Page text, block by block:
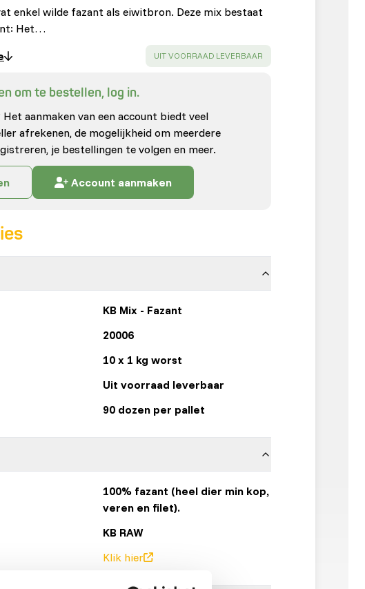
enkel wilde fazant als eiwitbron. Deze mix bestaat
Het…
SUCCESS:
UIT VOORRAAD LEVERBAAR
om te bestellen, log in.
Het aanmaken van een account biedt veel
afrekenen, de mogelijkheid om meerdere
je bestellingen te volgen en meer.
Account aanmaken
KB Mix - Fazant
20006
10 x 1 kg worst
Uit voorraad leverbaar
90 dozen per pallet
100% fazant (heel dier min kop,
veren en filet).
KB RAW
Klik hier